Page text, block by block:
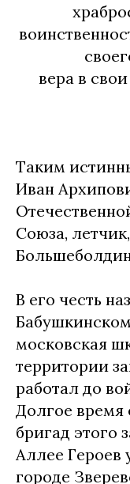
вера в
Таким
Иван
Союза,
В его честь
московская
территории
работал до
Долгое время
бригад этого
Аллее Героев
городе